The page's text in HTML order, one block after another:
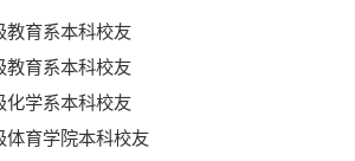
育系本科校友
育系本科校友
学系本科校友
学院本科校友